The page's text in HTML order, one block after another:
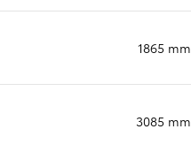
1865 mm
3085 mm